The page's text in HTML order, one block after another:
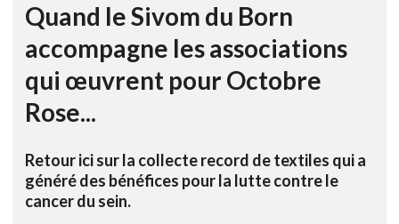
Quand le Sivom du Born
accompagne les associations
qui œuvrent pour Octobre
Rose...
Retour ici sur la collecte record de textiles qui a
généré des bénéfices pour la lutte contre le
cancer du sein.